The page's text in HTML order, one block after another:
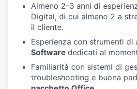
Almeno 2-3 anni di
Digital, di cui almeno 2 a
il cliente.
Esperienza con strumenti di
Software dedicati al
Familiarità con sistemi di
troubleshooting e buona